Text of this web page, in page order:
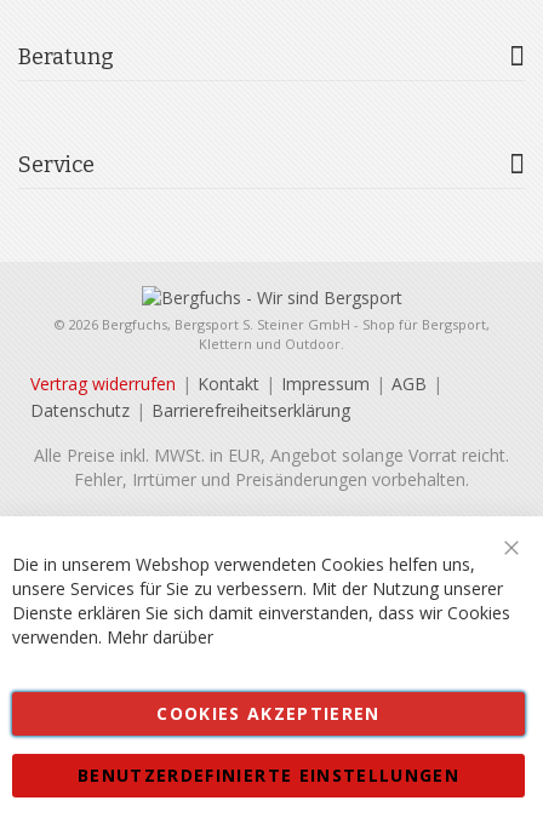
Beratung
Service
© 2026 Bergfuchs, Bergsport S. Steiner GmbH - Shop für Bergsport,
Klettern und Outdoor.
Vertrag widerrufen Kontakt Impressum
AGB
Datenschutz
Barrierefreiheitserklärung
Alle Preise inkl. MWSt. in EUR, Angebot solange Vorrat reicht.
Fehler, Irrtümer und Preisänderungen vorbehalten.
Die in unserem Webshop verwendeten Cookies helfen uns,
unsere Services für Sie zu verbessern. Mit der Nutzung unserer
Dienste erklären Sie sich damit einverstanden, dass wir Cookies
verwenden. Mehr darüber
COOKIES AKZEPTIEREN
BENUTZERDEFINIERTE EINSTELLUNGEN